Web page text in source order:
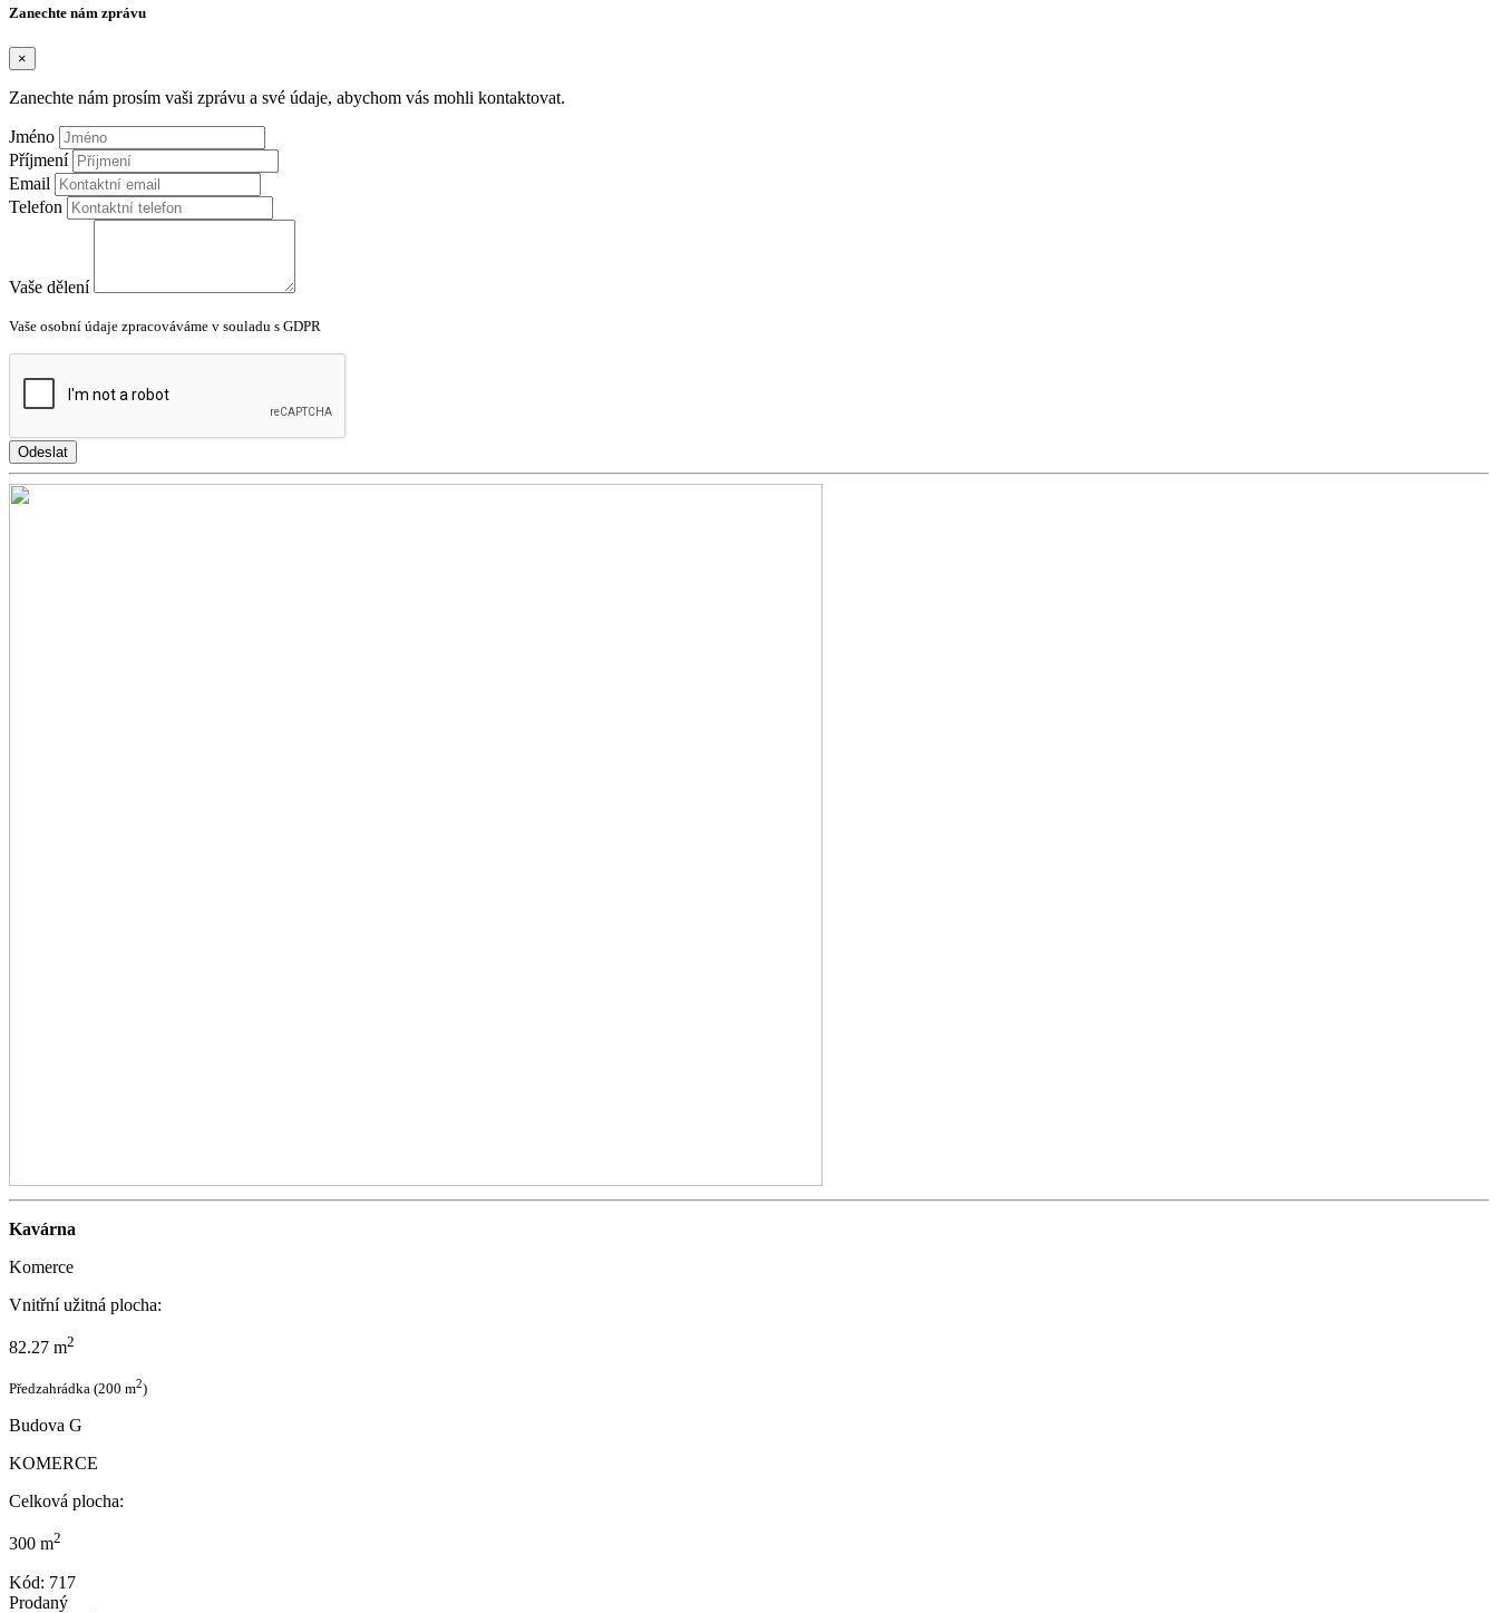
Zanechte nám zprávu
×
Zanechte nám prosím vaši zprávu a své údaje, abychom vás mohli kontaktovat.
Jméno
Příjmení
Email
Telefon
Vaše dělení
Vaše osobní údaje zpracováváme v souladu s GDPR
Odeslat
Kavárna
Komerce
Vnitřní užitná plocha:
82.27 m2
Předzahrádka (200 m2)
Budova G
KOMERCE
Celková plocha:
300 m2
Kód: 717
Prodaný